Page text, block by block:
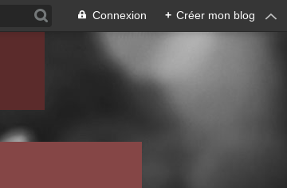
Connexion + Créer mon blog